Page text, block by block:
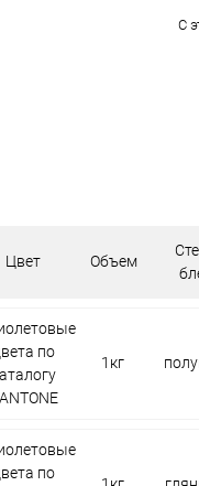
С
Цвет Объем
по
1кг
по